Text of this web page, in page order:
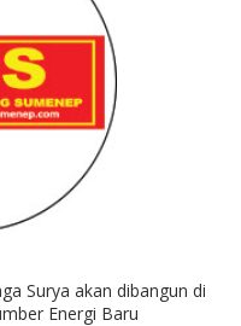
Surya akan dibangun di
Energi Baru